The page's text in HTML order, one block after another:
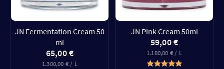
JN Fermentation Cream 50
ml
65,00 €
1.300,00 € / L
JN Pink Cream 50ml
59,00 €
1.180,00 € / L